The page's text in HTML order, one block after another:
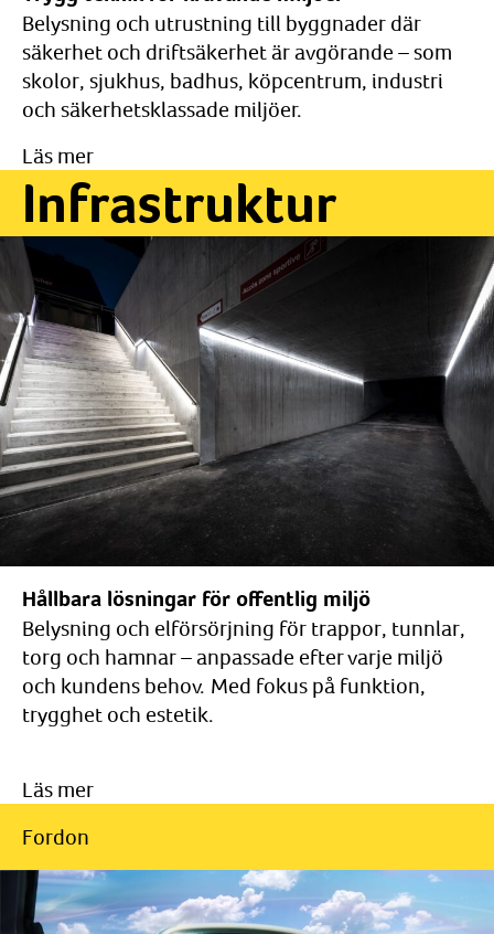
Belysning och utrustning till byggnader där
säkerhet och driftsäkerhet är avgörande – som
skolor, sjukhus, badhus, köpcentrum, industri
och säkerhetsklassade miljöer.
Läs mer
Infrastruktur
Hållbara lösningar för offentlig miljö
Belysning och elförsörjning för trappor, tunnlar,
torg och hamnar – anpassade efter varje miljö
och kundens behov. Med fokus på funktion,
trygghet och estetik.
Läs mer
Fordon